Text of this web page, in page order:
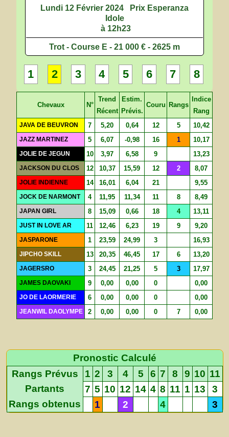
Lundi 12 Février 2024
Prix Esperanza
Idole
à 12h23
Trot - Course E - 21 000 € - 2625 m
1 2 3 4 5 6 7 8
Chevaux N°
Trend
Récent
Estim.
Prévis.
Couru Rangs
Indice
Rang
JAVA DE BEUVRON 7 5,20 0,64 12 5 10,42
JAZZ MARTINEZ 5 6,07 -0,98 16 1 10,17
JOLIE DE JEGUN 10 3,97 6,58 9 13,23
JACKSON DU CLOS 12 10,37 15,59 12 2 8,07
JOLIE INDIENNE 14 16,01 6,04 21 9,55
JOCK DE NARMONT 4 11,95 11,34 11 8 8,49
JAPAN GIRL 8 15,09 0,66 18 4 13,11
JUST IN LOVE AR 11 12,46 6,23 19 9 9,20
JASPARONE 1 23,59 24,99 3 16,93
JIPCHO SKILL 13 20,35 46,45 17 6 13,20
JAGERSRO 3 24,45 21,25 5 3 17,97
JAMES DAOVAKI 9 0,00 0,00 0 0,00
JO DE LAORMERIE 6 0,00 0,00 0 0,00
JEANWIL DAOLYMPE 2 0,00 0,00 0 7 0,00
Pronostic Calculé
Rangs Prévus
1 2 3 4 5 6 7 8 9 10 11
Partants
7 5 10 12 14 4 8 11 1 13
3
Rangs obtenus
1 2 4 3